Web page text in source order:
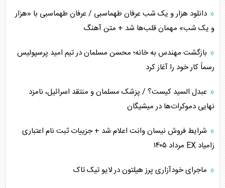
اوکراین بازوی مخرب آمریکا در غرب آسیا
اهمیت راهبردی اردن برای آمریکا
پیام، ظرفیت بالفعل‌نشده تجارت ایران
همسویی عربستان با سنتکام علیه متحدان ایران
ترامپ و توهم خلع سلاح حماس
چرا کویت به دنبال شریک امنیتی جدید است؟
اعتراف غرب به قدرت ایران در تثبیت معادلات
دانلود هزار و یک شب عرفان طهماسبی / عرفان طهماسبی با «هزار
و یک شب» مهمان قلب‌ها شد + متن آهنگ
بازگشت مهندس به خانه؛ محسن مسلمان در تیم امید پرسپولیس
رسماً کار خود را آغاز کرد
عبدل السید کیست؟ / پزشک مسلمان و منتقد اسرائیل، نامزد
نهایی دموکرات‌ها در میشیگان
شرایط فروش نیسان وانت اعلام شد + جزییات ثبت نام اعتباری
زامیاد EX مرداد ۱۴۰۵
ماجرای خودآزاری پرز هیلتون در لایو تیک تاک